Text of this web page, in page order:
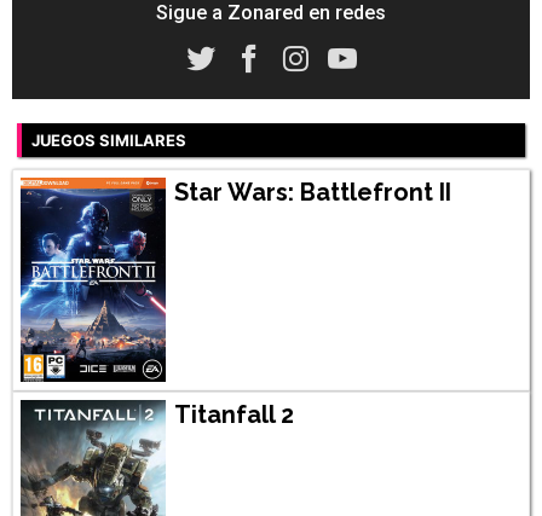
Sigue a Zonared en redes
JUEGOS SIMILARES
Star Wars: Battlefront II
Titanfall 2